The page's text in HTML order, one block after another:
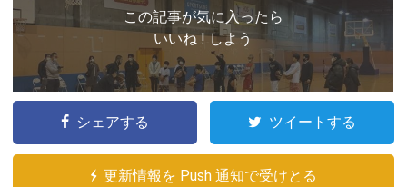
この記事が気に入ったら
いいね ! しよう
シェアする ツイートする
更新情報を Push 通知で受けとる